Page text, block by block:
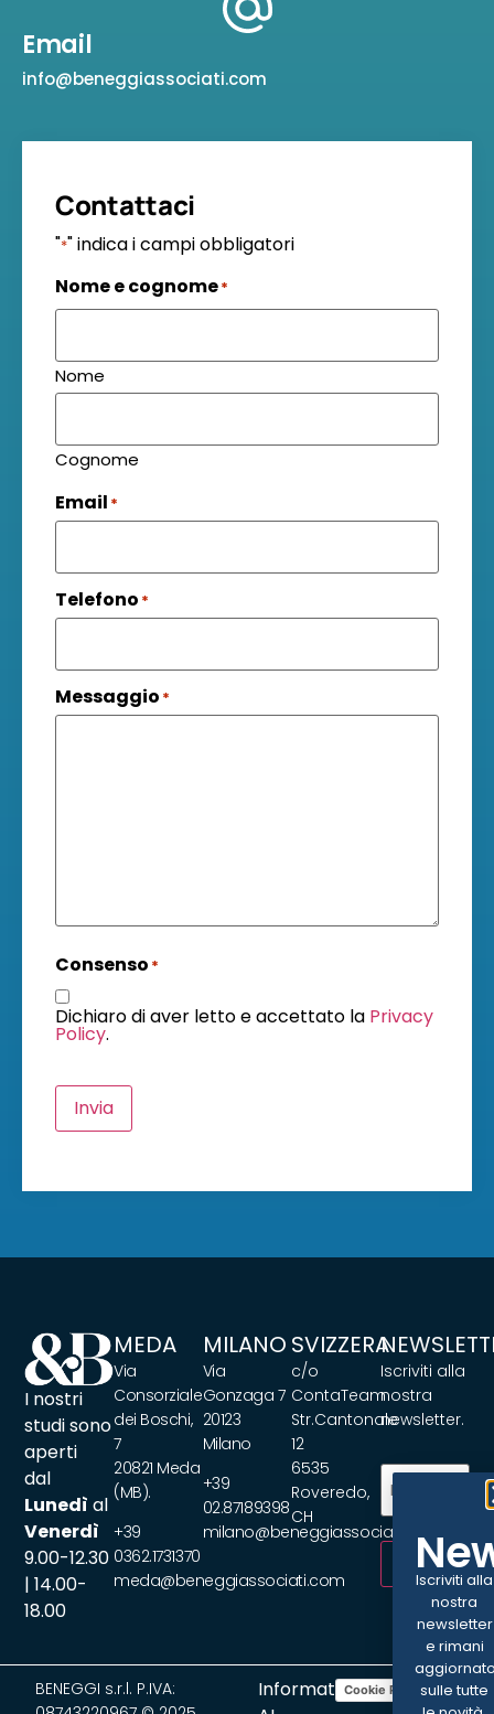
Email
info@beneggiassociati.com
Contattaci
"*" indica i campi obbligatori
Nome e cognome*
Nome
Cognome
Email *
Telefono *
Messaggio *
Consenso *
Dichiaro di aver letto e accettato la Privacy
Policy.
Invia
I nostri
studi sono
aperti
dal
Lunedì al
Venerdì
9.00-12.30
| 14.00-
18.00
MEDA
Via
Consorziale
dei Boschi,
7
20821 Meda
(MB).
+39
0362.1731370
meda@beneggiassociati.com
MILANO
Via
Gonzaga 7
20123
Milano
+39
02.87189398
milano@beneggiassociati.com
SVIZZERA
c/o
ContaTeam
Str.Cantonale
12
6535
Roveredo,
CH
Iscriviti alla
nostra
newsletter.
Email
ISCRIVITI
BENEGGI s.r.l. P.IVA:
InformativaCookie PolicyPrivacy Policy
Iscriviti alla
nostra
newsletter
e rimani
sulle tutte